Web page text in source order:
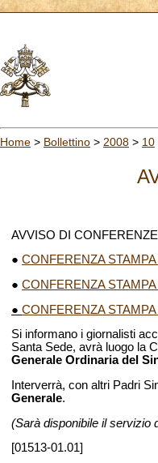
Home > Bollettino > 2008 > 10
AVVISO DI
● CONFERENZA
● CONFERENZA
● CONFERENZA
Si informano i giornalisti
Santa Sede, avrà luogo la
Generale Ordinaria del
Interverrà, con altri Padri
Generale.
(Sarà disponibile il servizio
[01513-01.01]